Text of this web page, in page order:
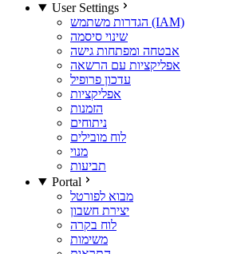
User Settings
הגדרות משתמש (IAM)
שינוי סיסמה
אבטחה ומפתחות גישה
אפליקציות עם הרשאה
עדכון פרופיל
אפליקציות
הזמנות
ניתוחים
לוח מובילים
מנוי
תביעות
Portal
מבוא לפורטל
יצירת חשבון
לוח בקרה
משימות